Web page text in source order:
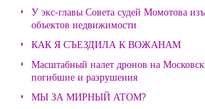
У экс-главы Совета судей Момотова
объектов недвижимости
КАК Я СЪЕЗДИЛА К ВОЖАНАМ
Масштабный налет дронов на
погибшие и разрушения
МЫ ЗА МИРНЫЙ АТОМ?